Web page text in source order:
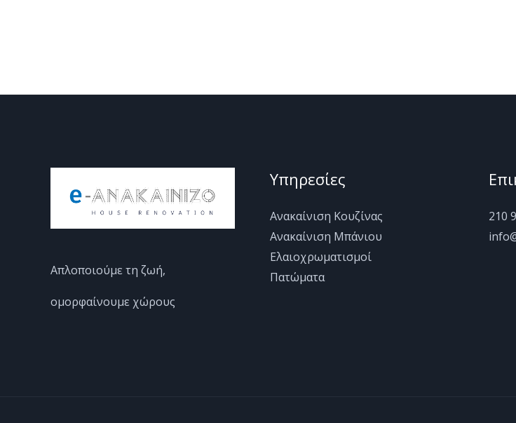
Απλοποιούμε τη ζωή,
ομορφαίνουμε χώρους
Υπηρεσίες
Ανακαίνιση Κουζίνας
Ανακαίνιση Μπάνιου
Ελαιοχρωματισμοί
Πατώματα
210